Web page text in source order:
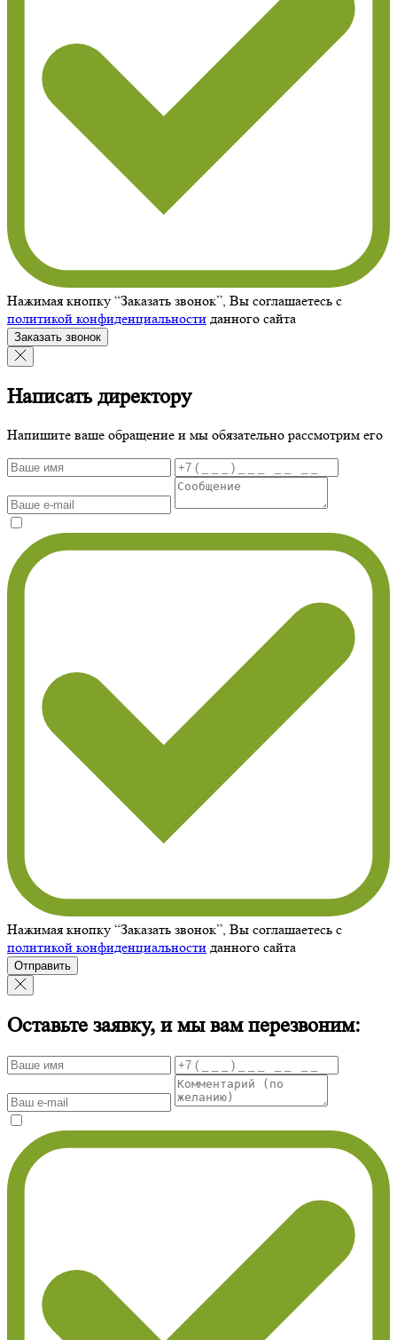
Нажимая кнопку “Заказать звонок”, Вы соглашаетесь с
политикой конфиденциальности данного сайта
Заказать звонок
Написать директору
Напишите ваше обращение и мы обязательно рассмотрим его
Нажимая кнопку “Заказать звонок”, Вы соглашаетесь с
политикой конфиденциальности данного сайта
Отправить
Оставьте заявку, и мы вам перезвоним: